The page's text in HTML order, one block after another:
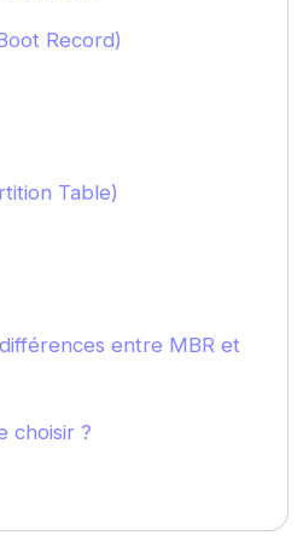
Record)
Table)
entre MBR et
choisir ?